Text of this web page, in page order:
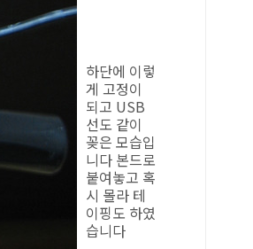
하단에 이렇
게 고정이
되고 USB
선도 같이
꽂은 모습입
니다 본드로
붙여놓고 혹
시 몰라 테
이핑도 하였
습니다